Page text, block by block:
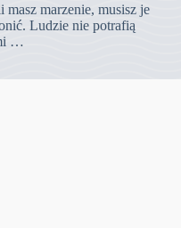
masz marzenie, musisz je
Ludzie nie potrafią
…